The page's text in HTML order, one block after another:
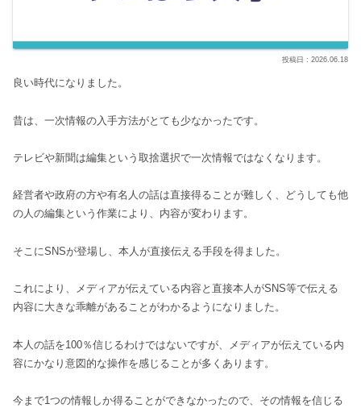
2026.06.18
良い時代になりました。
昔は、一次情報の入手方法がとても少なかったです。
テレビや新聞は編集という取捨選択で一次情報ではなくなります。
経営者や政府の方や有名人の話は直接得ることが難しく、どうしても他
の人の編集という作業により、内容が変わります。
そこにSNSが登場し、本人が直接伝える手段を得ました。
これにより、メディアが伝えている内容と直接本人がSNS等で伝える
内容に大きな乖離があることがわかるようになりました。
本人の話を100％信じるわけではないですが、メディアが伝えている内
容にかなり意図的な操作を感じることが多くあります。
今まで1つの情報しか得ることができなかったので、その情報を信じる